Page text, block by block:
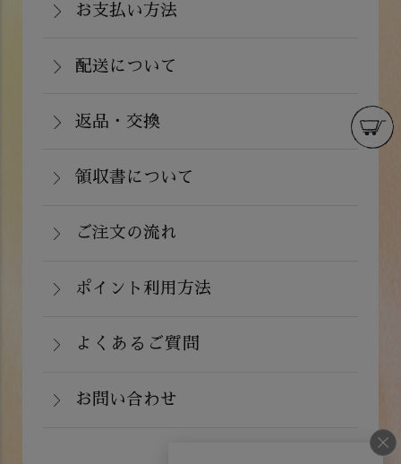
関西・中国（岡山県除く）・四国・九
関東・信越・北陸・中部：990円(税込)
北海道：1,430円(税込)
※クール便の場合は送料＋クール代金
お支払い方法
数料弊社負担）・銀行振込（前払い）・
イン決済）・ドコモケータイ払い・auか
めて支払い(B)がご利用頂けます。
配送について
注文から２～５営業日で発送いたしま
返品・交換
着後の返品は基本的にお受け出来ませ
いはご注文と違う商品が届いた場合は、
までご連絡下さい。
領収書について
の備考欄にてお知らせ下さい。なお、お
す。
ご注文の流れ
ポイント利用方法
用できます。ご注文画面の「お支払い方
することができます。店舗では利用でき
よくあるご質問
お問い合わせ